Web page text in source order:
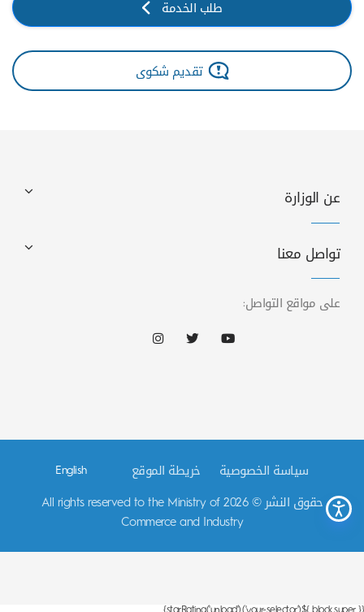
طلب الخدمة
تقديم شكوى
عن الوزارة
تواصل معنا
على مواقع التواصل:
حقوق النشر © 2026 All rights reserved to the Ministry of
Commerce and Industry
سياسة الخصوصية خريطة الموقع English